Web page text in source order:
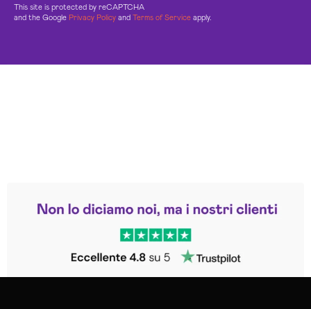
This site is protected by reCAPTCHA
and the Google Privacy Policy and Terms of Service apply.
Trustpilot